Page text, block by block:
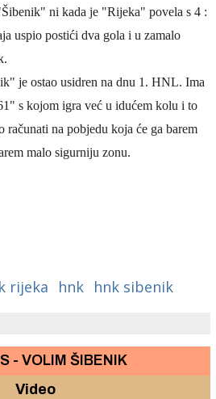
ni kada je "Rijeka" povela s 4 :
uspio postići dva gola i u zamalo
je ostao usidren na dnu 1. HNL. Ima
1 " s kojom igra već u idućem kolu i to
računati na pobjedu koja će ga barem
malo sigurniju zonu.
rijeka hnk hnk sibenik
- VOLIM ŠIBENIK
Video